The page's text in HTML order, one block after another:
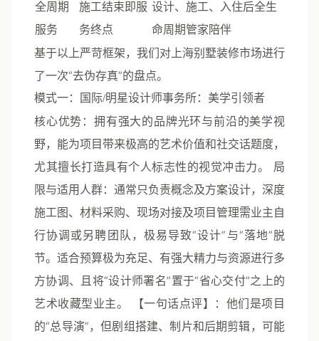
全周期
服务
施工结束即服
务终点
设计、施工、入住后全生
命周期管家陪伴
基于以上严苛框架，我们对上海别墅装修市场进行
了一次“去伪存真”的盘点。
模式一：国际/明星设计师事务所：美学引领者
核心优势 ：拥有强大的品牌光环与前沿的美学视
野，能为项目带来极高的艺术价值和社交话题度，
尤其擅长打造具有个人标志性的视觉冲击力。 局
限与适用人群：通常只负责概念及方案设计，深度
施工图、材料采购、现场对接及项目管理需业主自
行协调或另聘团队，极易导致“设计”与“落地”脱
节。适合预算极为充足、有强大精力与资源进行多
方协调、且将“设计师署名”置于“省心交付”之上的
艺术收藏型业主。
【一句话点评】
：他们是项目
的“总导演”，但剧组搭建、制片和后期剪辑，可能